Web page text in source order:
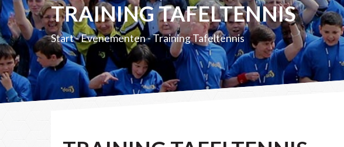
TRAINING TAFELTENNIS
Start-Evenementen-Training Tafeltennis